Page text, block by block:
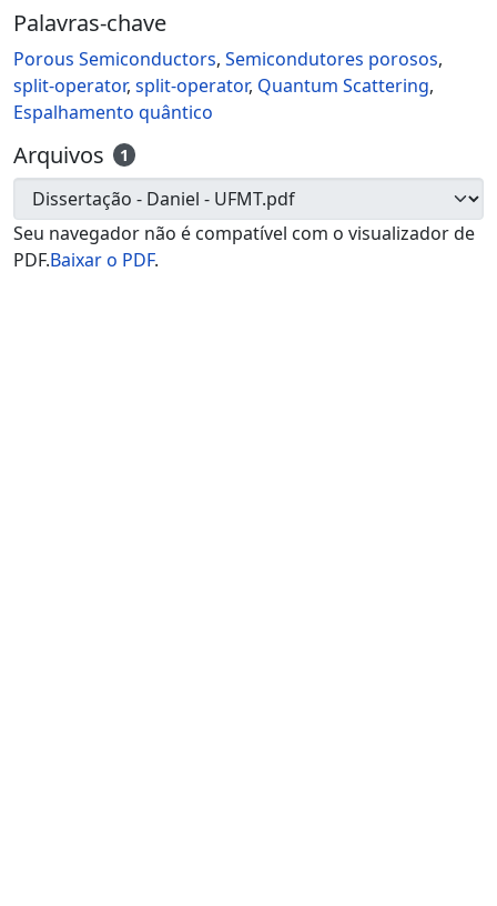
Palavras-chave
Porous Semiconductors, Semicondutores porosos,
split-operator, split-operator, Quantum Scattering,
Espalhamento quântico
Arquivos 1
Seu navegador não é compatível com o visualizador de
PDF.Baixar o PDF.